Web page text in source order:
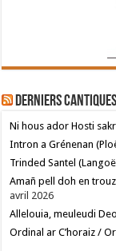
Derniers
Ni hous ador Hosti
Intron a Grénenan
Trinded Santel
Amañ pell doh en
avril 2026
Allelouia, meuleudi
Ordinal ar C’horaiz /